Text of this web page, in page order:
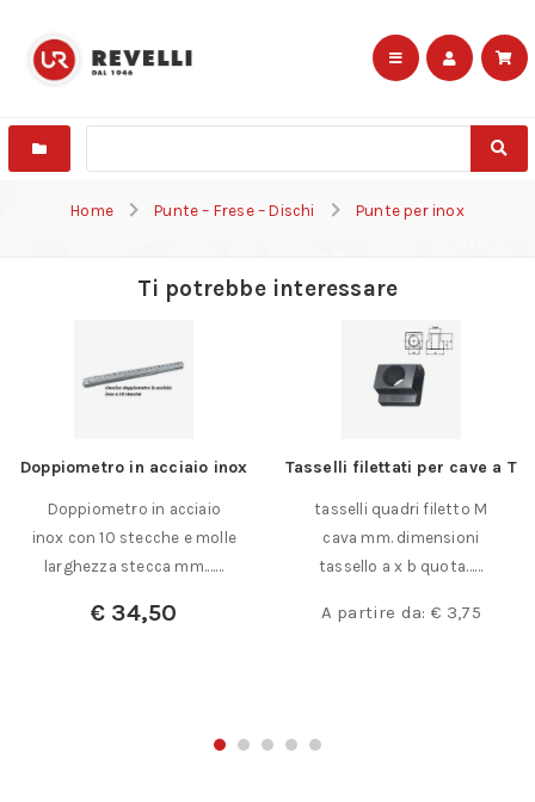
Home Punte – Frese – Dischi Punte per inox
Ti potrebbe interessare
Doppiometro in acciaio inox
Doppiometro in acciaio
inox con 10 stecche e molle
larghezza stecca mm.……
€ 34,50
Tasselli filettati per cave a T
tasselli quadri filetto M
cava mm. dimensioni
tassello a x b quota……
A partire da: € 3,75